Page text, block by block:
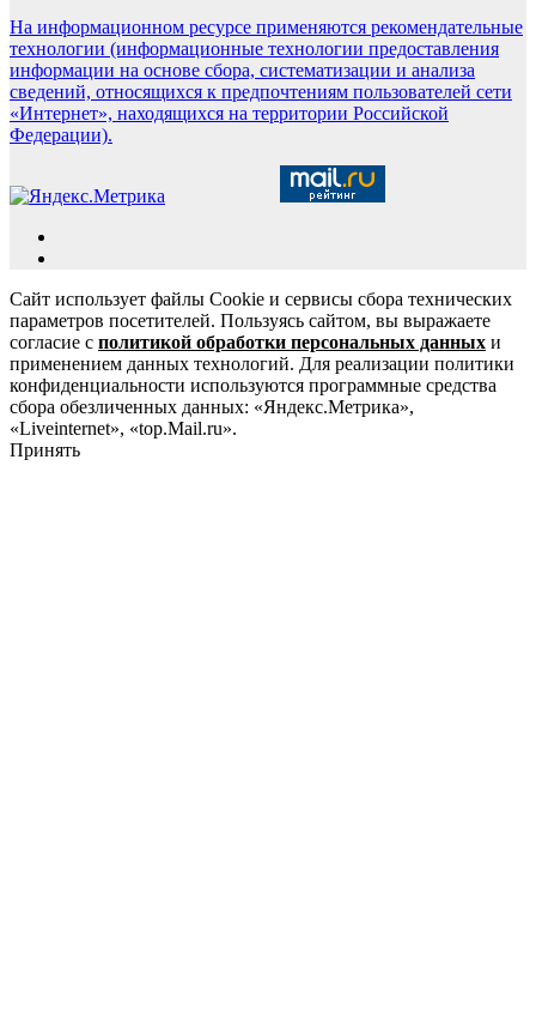
На информационном ресурсе применяются рекомендательные
технологии (информационные технологии предоставления
информации на основе сбора, систематизации и анализа
сведений, относящихся к предпочтениям пользователей сети
«Интернет», находящихся на территории Российской
Федерации).
Сайт использует файлы Cookie и сервисы сбора технических
параметров посетителей. Пользуясь сайтом, вы выражаете
согласие с политикой обработки персональных данных и
применением данных технологий. Для реализации политики
конфиденциальности используются программные средства
сбора обезличенных данных: «Яндекс.Метрика»,
«Liveinternet», «top.Mail.ru».
Принять